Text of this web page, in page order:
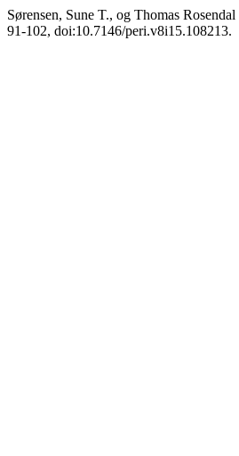
Sørensen, Sune T., og Thomas
91-102, doi:10.7146/peri.v8i15.108213.